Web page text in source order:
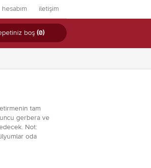
hesabım iletişim
boş (0)
tam
gerbera ve
Not:
oda